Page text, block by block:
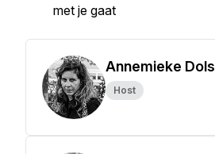
met je gaat
Annemieke Dols
Host